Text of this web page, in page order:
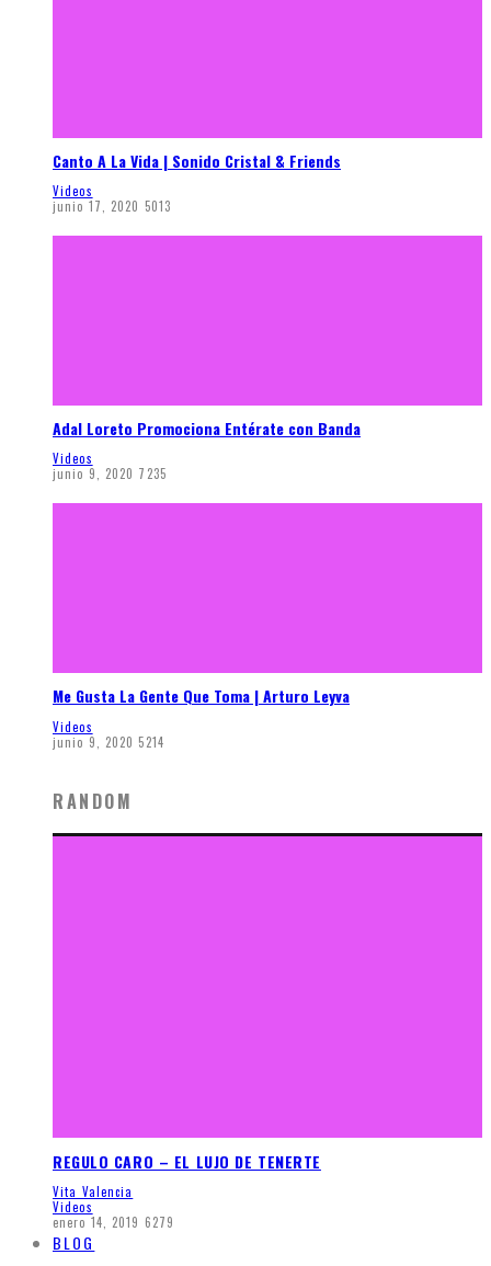
Canto A La Vida | Sonido Cristal & Friends
Videos
junio 17, 2020 5013
Adal Loreto Promociona Entérate con Banda
Videos
junio 9, 2020 7235
Me Gusta La Gente Que Toma | Arturo Leyva
Videos
junio 9, 2020 5214
RANDOM
REGULO CARO – EL LUJO DE TENERTE
Vita Valencia
Videos
enero 14, 2019 6279
BLOG